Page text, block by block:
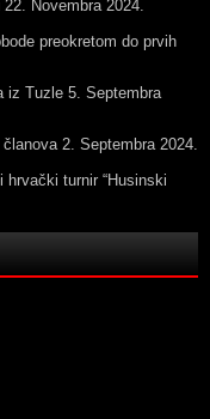
22. Novembra 2024.
preokretom do prvih
iz Tuzle 5. Septembra
članova 2. Septembra 2024.
hrvački turnir “Husinski